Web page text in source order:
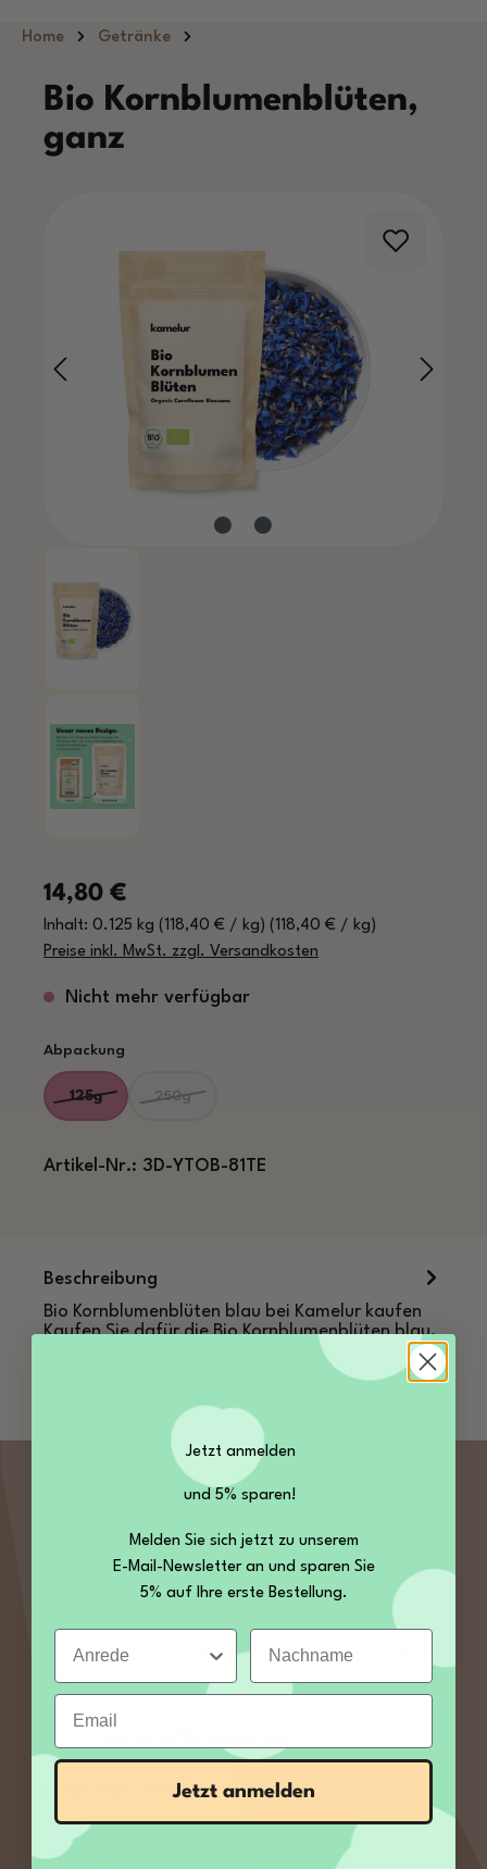
Hauptinhalt springen
Home Getränke
Bio Kornblumenblüten,
ganz
Regulärer Preis:
14,80 €
Inhalt: 0.125 kg (118,40 € / kg) (118,40 € / kg)
Preise inkl. MwSt. zzgl. Versandkosten
Nicht mehr verfügbar
Abpackung
125g
(Diese Option ist zurzeit nicht verfügbar.)
250g
(Diese Option ist zurzeit nicht verfügbar.)
Artikel-Nr.: 3D-YTOB-81TE
Beschreibung
Bio Kornblumenblüten blau bei Kamelur kaufen
Kaufen Sie dafür die Bio Kornblumenblüten blau,
Mehr
SERVICE KONTAKT
Sie haben Fragen zu unseren Produkten? Rufen
Sie uns an, wir freuen uns auf Sie:
von Mo – Fr 09:00 bis 12:00 und 13:00 bis 14:00
Uhr
Oder über unserKontaktformular
Vertrag widerrufen
Jetzt anmelden
und 5% sparen!
Melden Sie sich jetzt zu unserem
E-Mail-Newsletter an und sparen Sie
5% auf Ihre erste Bestellung.
Anrede Nachname
Email
Jetzt anmelden